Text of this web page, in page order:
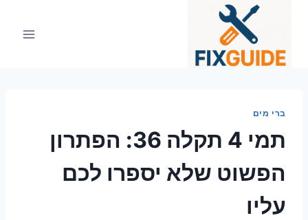
ברי מים
תמי 4 תקלה 36: הפתרון
הפשוט שלא יספרו לכם
עליו